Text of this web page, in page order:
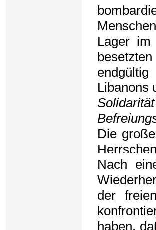
Lager im
Libanons
Die
Nach
der
haben,